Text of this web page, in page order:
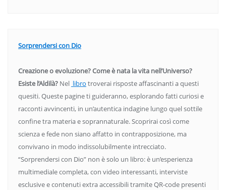
Sorprendersi con Dio
Creazione o evoluzione? Come è nata la vita nell’Universo?
Esiste l’Aldilà? Nel libro troverai risposte affascinanti a questi
quesiti. Queste pagine ti guideranno, esplorando fatti curiosi e
racconti avvincenti, in un’autentica indagine lungo quel sottile
confine tra materia e soprannaturale. Scoprirai così come
scienza e fede non siano affatto in contrapposizione, ma
convivano in modo indissolubilmente intrecciato.
“Sorprendersi con Dio” non è solo un libro: è un’esperienza
multimediale completa, con video interessanti, interviste
esclusive e contenuti extra accessibili tramite QR-code presenti